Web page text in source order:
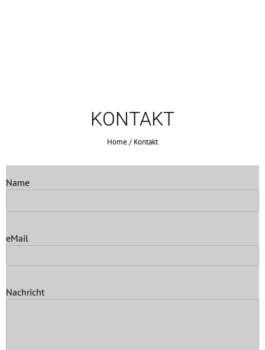
KONTAKT
Home / Kontakt
Name
eMail
Nachricht